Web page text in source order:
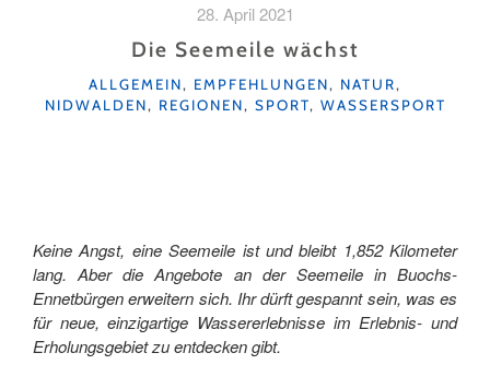
28. April 2021
Die Seemeile wächst
KATEGORIEN
ALLGEMEIN, EMPFEHLUNGEN, NATUR,
NIDWALDEN, REGIONEN, SPORT, WASSERSPORT
Keine Angst, eine Seemeile ist und bleibt 1,852 Kilometer
lang. Aber die Angebote an der Seemeile in Buochs-
Ennetbürgen erweitern sich. Ihr dürft gespannt sein, was es
für neue, einzigartige Wassererlebnisse im Erlebnis- und
Erholungsgebiet zu entdecken gibt.